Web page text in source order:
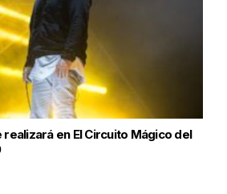
realizará en El Circuito Mágico del